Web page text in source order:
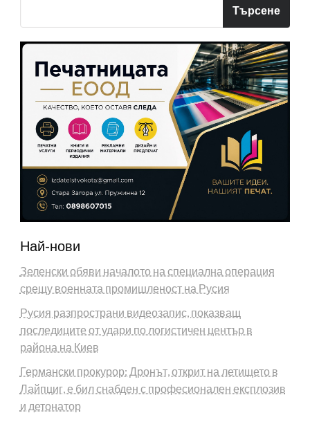
Търсене
Най-нови
Зеленски обяви началото на специална операция
срещу военната промишленост на Русия
Русия разпространи видеозапис, показващ
последиците от удари по логистичен център в
района на Киев
Германски прокурор: Дронът, открит на летището в
Лайпциг, е бил снабден с професионален експлозив
и детонатор